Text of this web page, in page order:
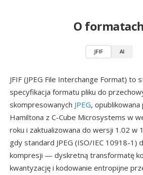
O formatach
JFIF AI
JFIF (JPEG File Interchange Format) to
specyfikacja formatu pliku do
skompresowanych JPEG, opublikowana
Hamiltona z C-Cube Microsystems w
roku i zaktualizowana do wersji 1.02 w
gdy standard JPEG (ISO/IEC 10918-1)
kompresji — dyskretną transformatę
kwantyzację i kodowanie entropijne